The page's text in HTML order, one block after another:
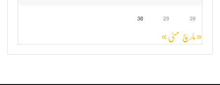
28
29
30
« مارچ مئی »